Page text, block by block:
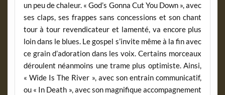
un peu de chaleur. « God’s Gonna Cut You Down », avec
ses claps, ses frappes sans concessions et son chant
tour à tour revendicateur et lamenté, va encore plus
loin dans le blues. Le gospel s’invite même à la fin avec
ce grain d’adoration dans les voix. Certains morceaux
déroulent néanmoins une trame plus optimiste. Ainsi,
« Wide Is The River », avec son entrain communicatif,
ou « In Death », avec son magnifique accompagnement